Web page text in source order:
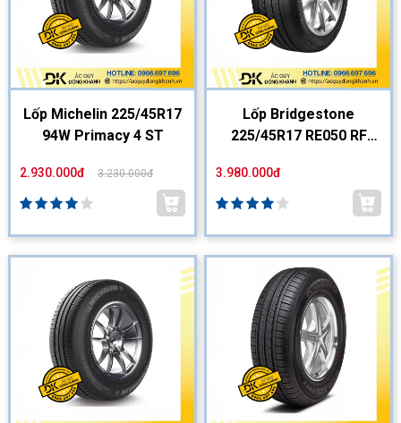
Lốp Michelin 225/45R17
94W Primacy 4 ST
2.930.000đ 3.230.000đ
Lốp Bridgestone
225/45R17 RE050 RF
3.980.000đ